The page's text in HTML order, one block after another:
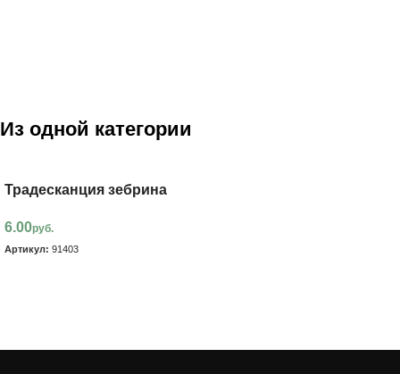
Из одной категории
Традесканция зебрина
6.00руб.
Артикул: 91403